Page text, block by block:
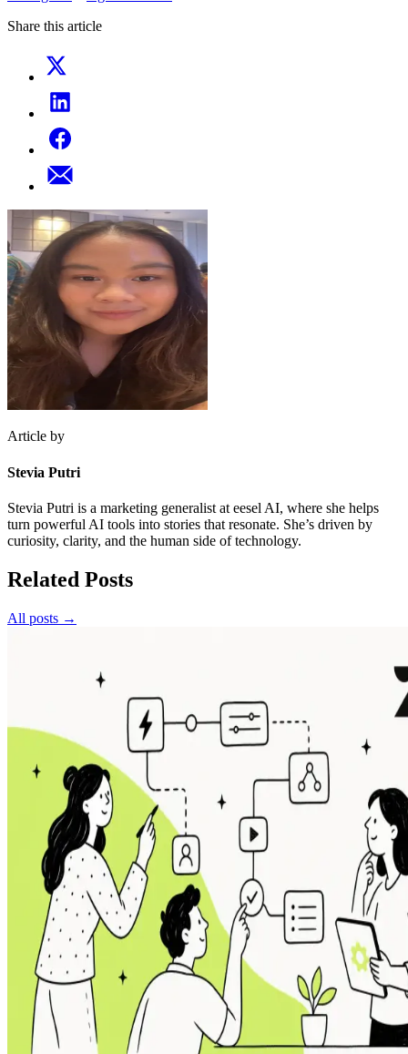
Share this article
Article by
Stevia Putri
Stevia Putri is a marketing generalist at eesel AI, where she helps
turn powerful AI tools into stories that resonate. She’s driven by
curiosity, clarity, and the human side of technology.
Related Posts
All posts →